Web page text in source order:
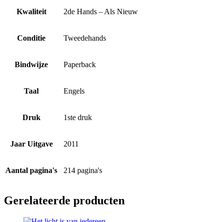
Kwaliteit 2de Hands – Als Nieuw
Conditie Tweedehands
Bindwijze Paperback
Taal Engels
Druk 1ste druk
Jaar Uitgave 2011
Aantal pagina's 214 pagina's
Gerelateerde producten